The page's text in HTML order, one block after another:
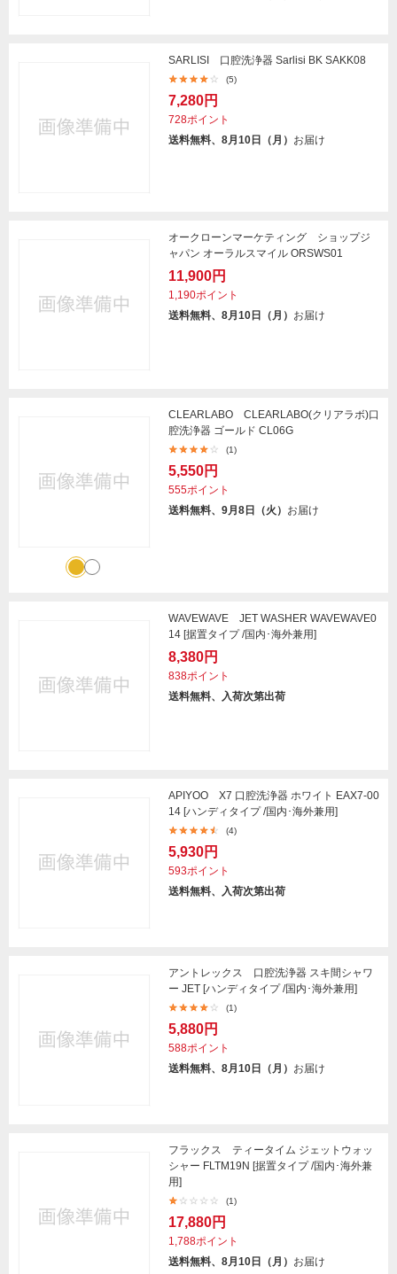
SARLISI 口腔洗浄器 Sarlisi BK SAKK08
(5)
7,280円
728ポイント
送料無料、8月10日（月） お届け
オークローンマーケティング ショップジ
ャパン オーラルスマイル ORSWS01
11,900円
1,190ポイント
送料無料、8月10日（月） お届け
CLEARLABO CLEARLABO(クリアラボ)口
腔洗浄器 ゴールド CL06G
(1)
5,550円
555ポイント
送料無料、9月8日（火） お届け
WAVEWAVE JET WASHER WAVEWAVE0
14 [据置タイプ /国内･海外兼用]
8,380円
838ポイント
送料無料、入荷次第出荷
APIYOO X7 口腔洗浄器 ホワイト EAX7-00
14 [ハンディタイプ /国内･海外兼用]
(4)
5,930円
593ポイント
送料無料、入荷次第出荷
アントレックス 口腔洗浄器 スキ間シャワ
ー JET [ハンディタイプ /国内･海外兼用]
(1)
5,880円
588ポイント
送料無料、8月10日（月） お届け
フラックス ティータイム ジェットウォッ
シャー FLTM19N [据置タイプ /国内･海外兼
用]
(1)
17,880円
1,788ポイント
送料無料、8月10日（月） お届け